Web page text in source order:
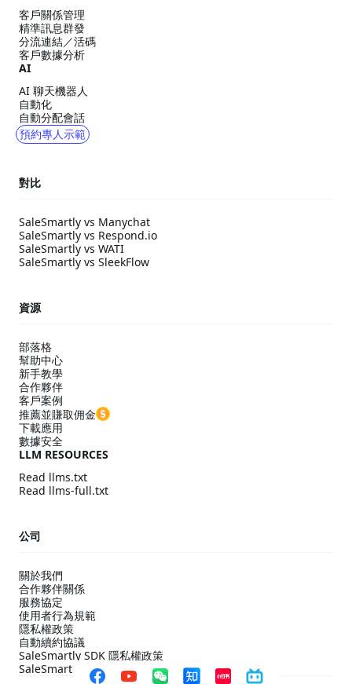
客戶關係管理
精準訊息群發
分流連結／活碼
客戶數據分析
AI
AI 聊天機器人
自動化
自動分配會話
預約專人示範
對比
SaleSmartly vs Manychat
SaleSmartly vs Respond.io
SaleSmartly vs WATI
SaleSmartly vs SleekFlow
資源
部落格
幫助中心
新手教學
合作夥伴
客戶案例
推薦並賺取佣金
下載應用
數據安全
LLM RESOURCES
Read llms.txt
Read llms-full.txt
公司
關於我們
合作夥伴關係
服務協定
使用者行為規範
隱私權政策
自動續約協議
SaleSmartly SDK 隱私權政策
SaleSmartly SDK 合規配置指引